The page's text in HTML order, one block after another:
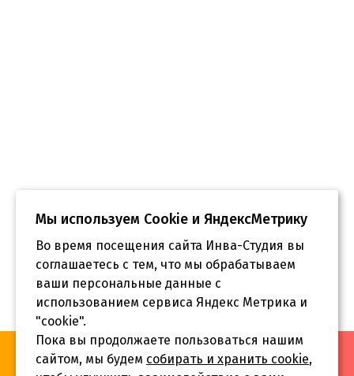
«Инва-Студия. Академия. Центр социальной реабилитации»,
© 2026 г.
Мы используем Сookie и ЯндексМетрику
Во время посещения сайта Инва-Студия вы
соглашаетесь с тем, что мы обрабатываем
ваши персональные данные с
использованием сервиса Яндекс Метрика и
"cookie".
Пока вы продолжаете пользоваться нашим
сайтом, мы будем собирать и хранить cookie,